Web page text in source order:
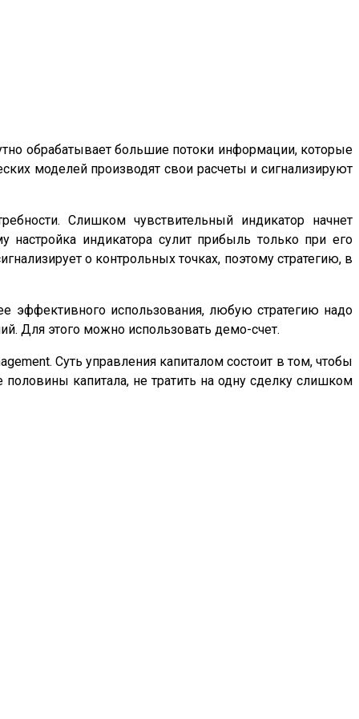
обрабатывает большие потоки информации, которые
моделей производят свои расчеты и сигнализируют
Слишком чувствительный индикатор начнет
индикатора сулит прибыль только при его
о контрольных точках, поэтому стратегию, в
эффективного использования, любую стратегию надо
Для этого можно использовать демо-счет.
Суть управления капиталом состоит в том, чтобы
капитала, не тратить на одну сделку слишком